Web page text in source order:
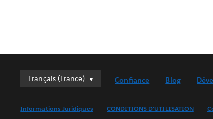
Français (France)
Français (France)
English (UK)
Confiance Blog
Informations Juridiques CONDITIONS D'UTILISATION